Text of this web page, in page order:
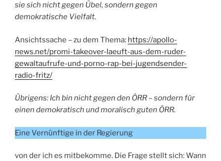
sie sich nicht gegen Übel, sondern gegen
demokratische Vielfalt.
Ansichtssache – zu dem Thema: https://apollo-
news.net/promi-takeover-laeuft-aus-dem-ruder-
gewaltaufrufe-und-porno-rap-bei-jugendsender-
radio-fritz/
Übrigens: Ich bin nicht gegen den ÖRR – sondern für
einen demokratisch und moralisch guten ÖRR.
Eine Vernünftige in der Regierung
von der ich es mitbekomme. Die Frage stellt sich: Wann